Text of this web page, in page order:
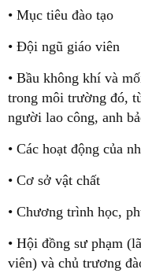
• Mục tiêu đào tạo
• Đội ngũ giáo viên
• Bầu không khí và
trong môi trường đó,
người lao công, anh
• Các hoạt động của
• Cơ sở vật chất
• Chương trình học,
• Hội đồng sư phạm
viên) và chủ trương